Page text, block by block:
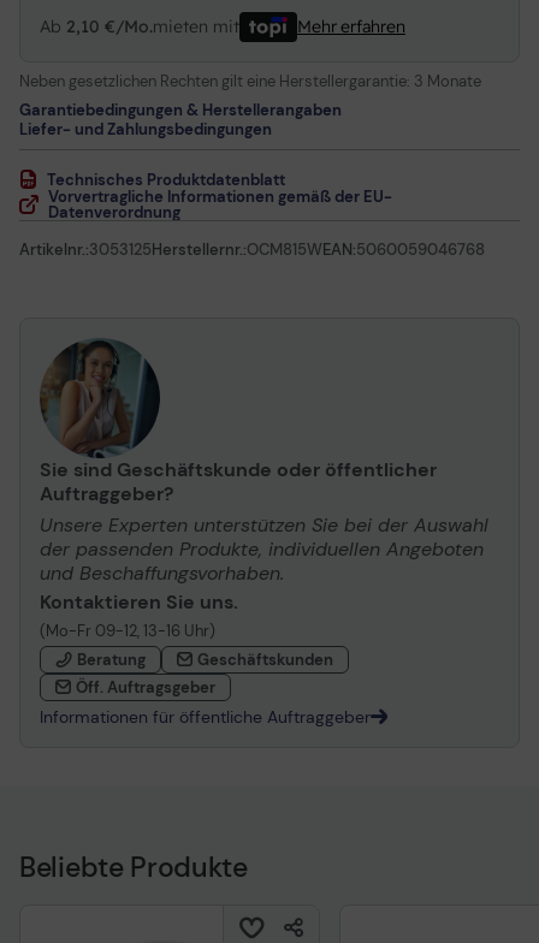
Ab 2,10 €/Mo.mieten mit Mehr erfahren
Neben gesetzlichen Rechten gilt eine Herstellergarantie: 3 Monate
Garantiebedingungen & Herstellerangaben
Liefer- und Zahlungsbedingungen
Technisches Produktdatenblatt
Vorvertragliche Informationen gemäß der EU-
Datenverordnung
Artikelnr.:3053125Herstellernr.:OCM815WEAN:5060059046768
Sie sind Geschäftskunde oder öffentlicher
Auftraggeber?
Unsere Experten unterstützen Sie bei der Auswahl
der passenden Produkte, individuellen Angeboten
und Beschaffungsvorhaben.
Kontaktieren Sie uns.
(Mo-Fr 09-12, 13-16 Uhr)
Beratung
Geschäftskunden
Öff. Auftragsgeber
Informationen für öffentliche Auftraggeber
Beliebte Produkte